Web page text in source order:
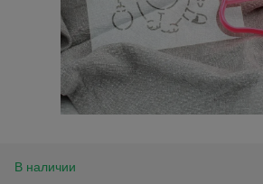
В наличии